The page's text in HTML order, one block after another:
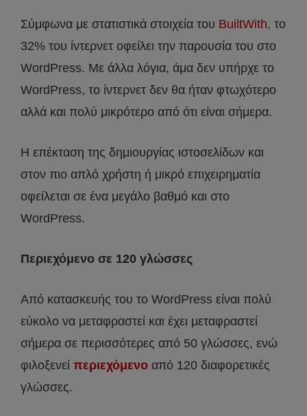
Σύμφωνα με στατιστικά στοιχεία του BuiltWith, το
32% του ίντερνετ οφείλει την παρουσία του στο
WordPress. Με άλλα λόγια, άμα δεν υπήρχε το
WordPress, το ίντερνετ δεν θα ήταν φτωχότερο
αλλά και πολύ μικρότερο από ότι είναι σήμερα.
Η επέκταση της δημιουργίας ιστοσελίδων και
στον πιο απλό χρήστη ή μικρό επιχειρηματία
οφείλεται σε ένα μεγάλο βαθμό και στο
WordPress.
Περιεχόμενο σε 120 γλώσσες
Από κατασκευής του το WordPress είναι πολύ
εύκολο να μεταφραστεί και έχει μεταφραστεί
σήμερα σε περισσότερες από 50 γλώσσες, ενώ
φιλοξενεί περιεχόμενο από 120 διαφορετικές
γλώσσες.